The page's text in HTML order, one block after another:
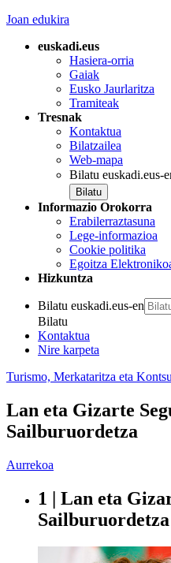
Joan edukira
euskadi.eus
Hasiera-orria
Gaiak
Eusko Jaurlaritza
Tramiteak
Tresnak
Kontaktua
Bilatzailea
Web-mapa
Bilatu euskadi.eus-
Informazio Orokorra
Erabilerraztasuna
Lege-informazioa
Cookie politika
Egoitza
Hizkuntza
Bilatu euskadi.eus-en
Bilatu
Kontaktua
Nire karpeta
Turismo, Merkataritza eta
Lan eta Gizarte
Sailburuordetza
Aurrekoa
1 | Lan eta
Sailburuordetza